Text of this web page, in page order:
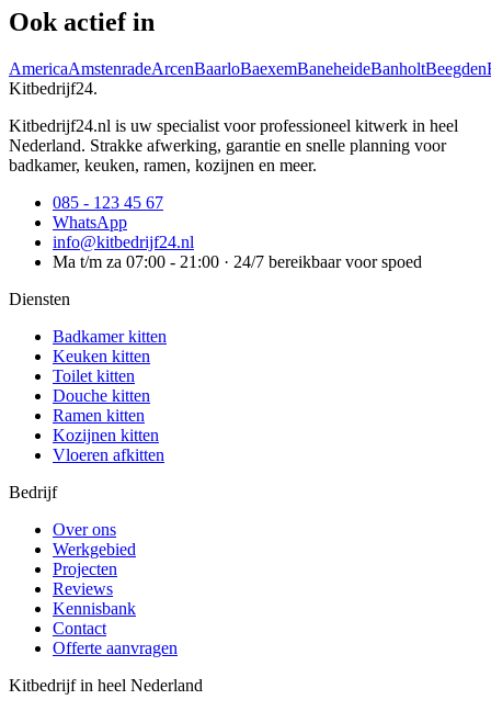
Ook actief in
AmericaAmstenradeArcenBaarloBaexemBaneheideBanholtBeegden
Kitbedrijf24.
Kitbedrijf24.nl is uw specialist voor professioneel kitwerk in heel
Nederland. Strakke afwerking, garantie en snelle planning voor
badkamer, keuken, ramen, kozijnen en meer.
085 - 123 45 67
WhatsApp
info@kitbedrijf24.nl
Ma t/m za 07:00 - 21:00 · 24/7 bereikbaar voor spoed
Diensten
Badkamer kitten
Keuken kitten
Toilet kitten
Douche kitten
Ramen kitten
Kozijnen kitten
Vloeren afkitten
Bedrijf
Over ons
Werkgebied
Projecten
Reviews
Kennisbank
Contact
Offerte aanvragen
Kitbedrijf in heel Nederland